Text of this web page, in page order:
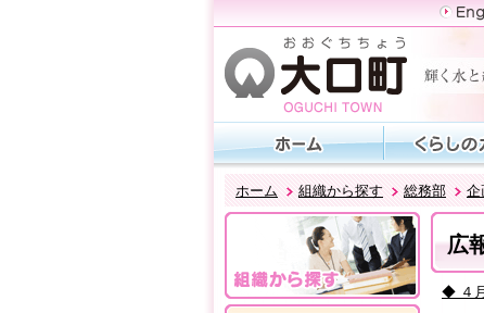
ホーム 組織から探す 総務部 企
広
◆ ４